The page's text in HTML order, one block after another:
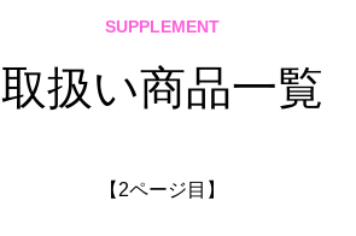
SUPPLEMENT
取扱い商品一覧
【2ページ目】